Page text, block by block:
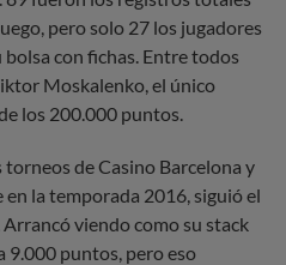
pero solo 27 los jugadores
con fichas. Entre todos
Moskalenko, el único
los 200.000 puntos.
de Casino Barcelona y
la temporada 2016, siguió el
viendo como su stack
9.000 puntos, pero eso